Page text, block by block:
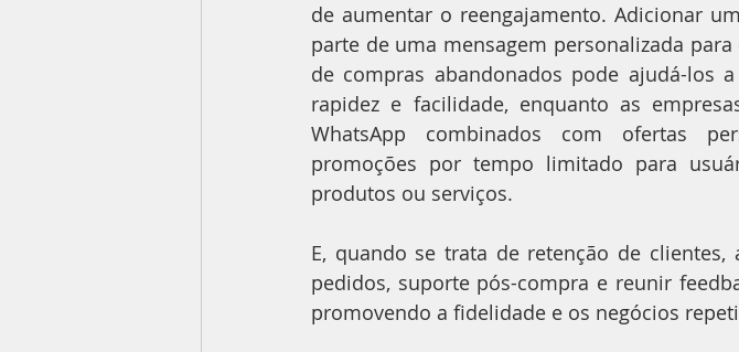
de aumentar o reengajamento. Adicionar
parte de uma mensagem personalizada
de compras abandonados pode ajudá-los
rapidez e facilidade, enquanto as
WhatsApp combinados com ofertas
promoções por tempo limitado para
produtos ou serviços.
E, quando se trata de retenção de
pedidos, suporte pós-compra e reunir
promovendo a fidelidade e os negócios